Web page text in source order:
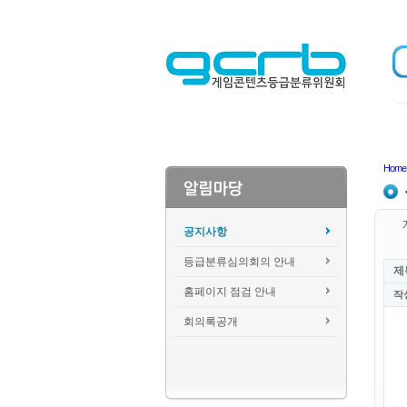
공지사항
등급분류심의회의 안내
홈페이지 점검 안내
회의록공개
Home
제
작